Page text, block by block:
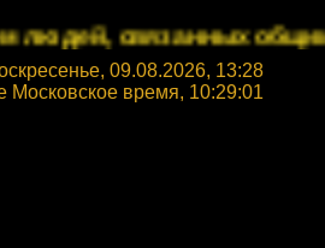
связанных общими
09.08.2026, 13:28
Московское время, 10:29:02